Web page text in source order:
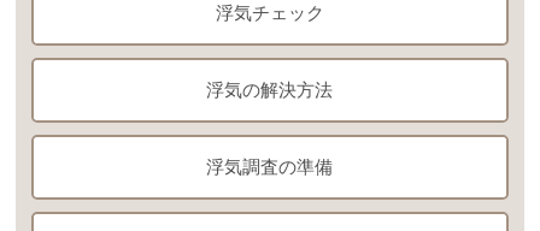
浮気チェック
浮気の解決方法
浮気調査の準備